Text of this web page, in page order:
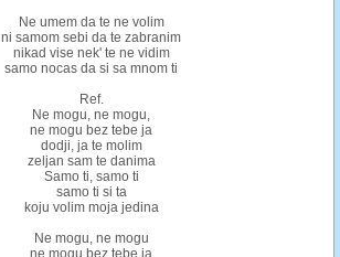
Ne umem da te ne volim
ni samom sebi da te zabranim
nikad vise nek' te ne vidim
samo nocas da si sa mnom ti
Ref.
Ne mogu, ne mogu,
ne mogu bez tebe ja
dodji, ja te molim
zeljan sam te danima
Samo ti, samo ti
samo ti si ta
koju volim moja jedina
Ne mogu, ne mogu
ne mogu bez tebe ja